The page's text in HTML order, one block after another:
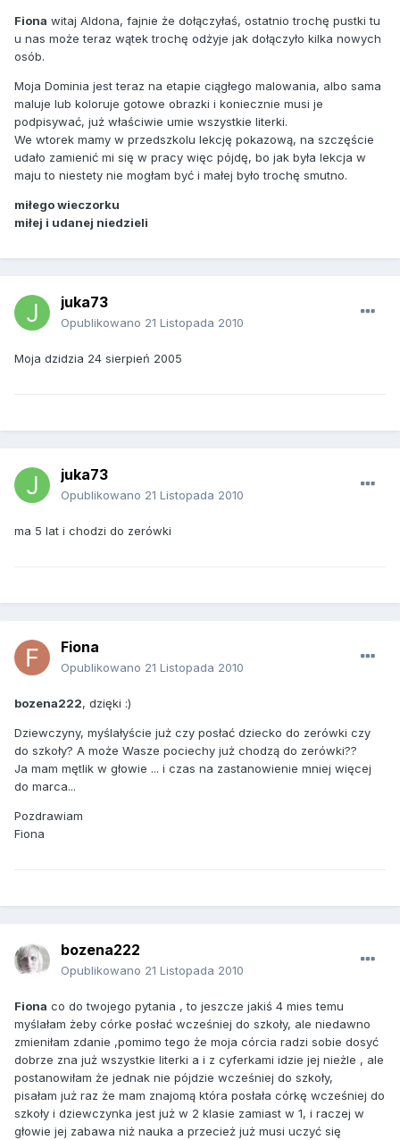
Fiona witaj Aldona, fajnie że dołączyłaś, ostatnio trochę pustki tu
u nas może teraz wątek trochę odżyje jak dołączyło kilka nowych
osób.
Moja Dominia jest teraz na etapie ciągłego malowania, albo sama
maluje lub koloruje gotowe obrazki i koniecznie musi je
podpisywać, już właściwie umie wszystkie literki.
We wtorek mamy w przedszkolu lekcję pokazową, na szczęście
udało zamienić mi się w pracy więc pójdę, bo jak była lekcja w
maju to niestety nie mogłam być i małej było trochę smutno.
miłego wieczorku
miłej i udanej niedzieli
juka73
Opublikowano 21 Listopada 2010
Moja dzidzia 24 sierpień 2005
juka73
Opublikowano 21 Listopada 2010
ma 5 lat i chodzi do zerówki
Fiona
Opublikowano 21 Listopada 2010
bozena222, dzięki :)
Dziewczyny, myślałyście już czy posłać dziecko do zerówki czy
do szkoły? A może Wasze pociechy już chodzą do zerówki??
Ja mam mętlik w głowie ... i czas na zastanowienie mniej więcej
do marca...
Pozdrawiam
Fiona
bozena222
Opublikowano 21 Listopada 2010
Fiona co do twojego pytania , to jeszcze jakiś 4 mies temu
myślałam żeby córke posłać wcześniej do szkoły, ale niedawno
zmieniłam zdanie ,pomimo tego że moja córcia radzi sobie dosyć
dobrze zna już wszystkie literki a i z cyferkami idzie jej nieżle , ale
postanowiłam że jednak nie pójdzie wcześniej do szkoły,
pisałam już raz że mam znajomą która posłała córkę wcześniej do
szkoły i dziewczynka jest już w 2 klasie zamiast w 1, i raczej w
głowie jej zabawa niż nauka a przecież już musi uczyć się